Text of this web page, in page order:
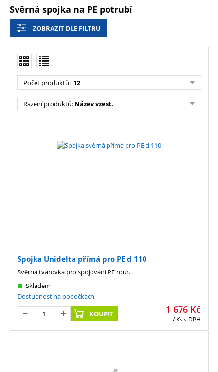
Svěrná spojka na PE potrubí
ZOBRAZIT DLE FILTRU
Počet produktů: 12
Řazení produktů: Název vzest.
Spojka Unidelta přímá pro PE d 110
1 676 Kč
/ Kss DPH
Skladem
Dostupnost na pobočkách
KOUPIT
Svěrná tvarovka pro spojování PE rour.